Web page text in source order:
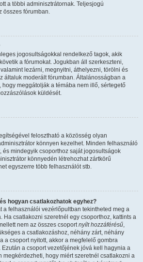
a többi adminisztrátornak. Teljesjogú
összes fórumban.
jogosultságokkal rendelkező tagok, akik
a fórumokat. Jogukban áll szerkeszteni,
lezárni, megnyitni, áthelyezni, törölni és
általuk moderált fórumban. Általánosságban a
hogy meggátolják a témába nem illő, sértegető
küldését.
felosztható a közösség olyan
könnyen kezelhet. Minden felhasználó
és mindegyik csoporthoz saját jogosultságok
könnyedén létrehozhat zártkörű
egyszerre több felhasználót stb.
hogyan csatlakozhatok egyhez?
a felhasználói vezérlőpultban tekintheted meg a
Ha csatlakozni szeretnél egy csoporthoz, kattints a
nem az összes csoportnyílt hozzáférésű,
a csatlakozáshoz, néhány zárt, néhány
a csoport nyitott, akkor a megfelelő gombra
Ezután a csoport vezetőjének jóvá kell hagynia a
megkérdezheti, hogy miért szeretnél csatlakozni a